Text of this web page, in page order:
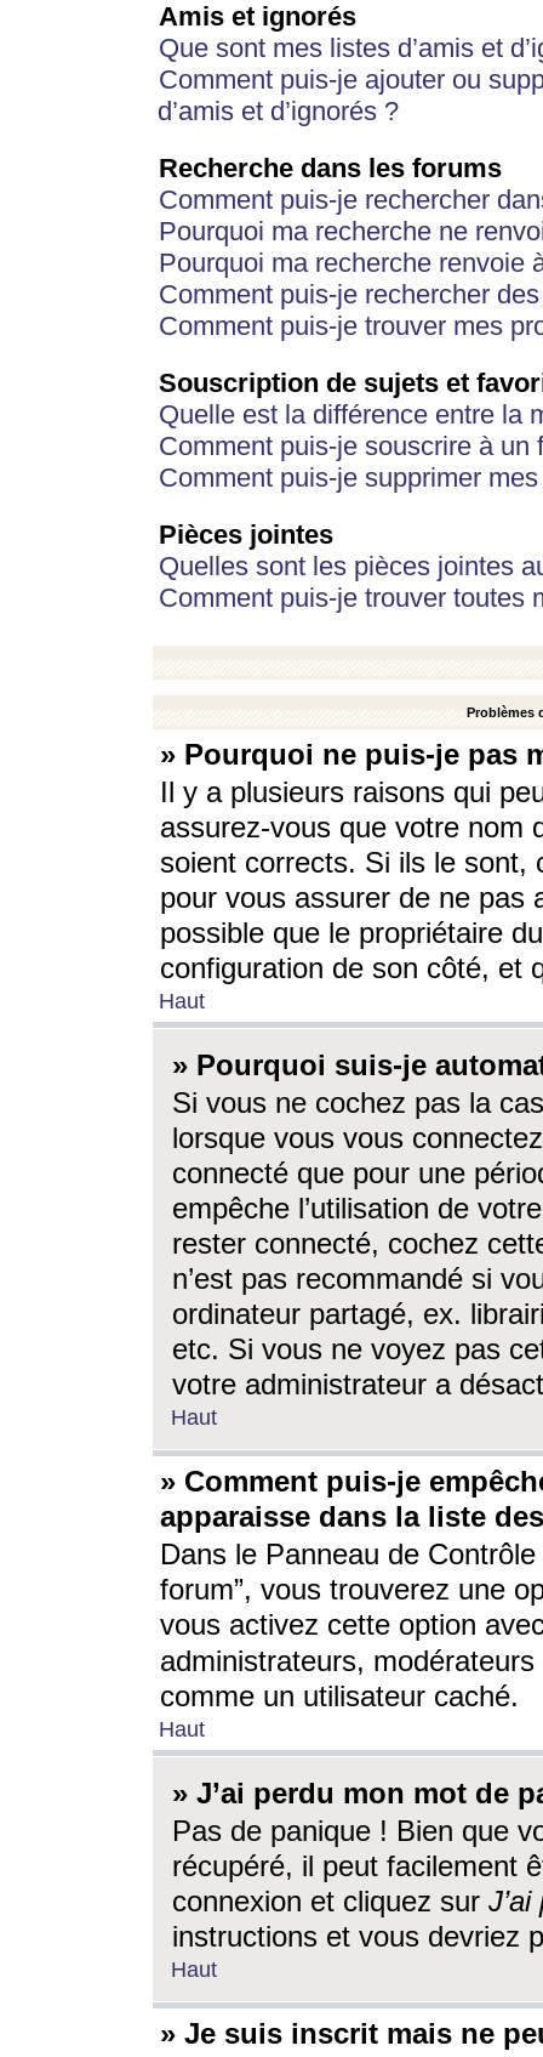
Amis et ignorés
Que sont mes listes d’amis et
Comment puis-je ajouter ou
d’amis et d’ignorés ?
Recherche dans les forums
Comment puis-je rechercher
Pourquoi ma recherche ne
Pourquoi ma recherche renvoie
Comment puis-je rechercher
Comment puis-je trouver mes
Souscription de sujets et
Quelle est la différence entre la
Comment puis-je souscrire à
Comment puis-je supprimer
Pièces jointes
Quelles sont les pièces jointes
Comment puis-je trouver toutes
Problèmes
» Pourquoi ne puis-je pas
Il y a plusieurs raisons qui
assurez-vous que votre nom
soient corrects. Si ils le sont,
pour vous assurer de ne pas
possible que le propriétaire
configuration de son côté, et
Haut
» Pourquoi suis-je
Si vous ne cochez pas la
lorsque vous vous
connecté que pour une
empêche l’utilisation de
rester connecté, cochez
n’est pas recommandé si
ordinateur partagé, ex.
etc. Si vous ne voyez pas
votre administrateur a
Haut
» Comment puis-je
apparaisse dans la liste
Dans le Panneau de
forum”, vous trouverez une
vous activez cette option
administrateurs,
comme un utilisateur caché.
Haut
» J’ai perdu mon mot de
Pas de panique ! Bien que
récupéré, il peut facilement
connexion et cliquez sur
instructions et vous devriez
Haut
» Je suis inscrit mais ne